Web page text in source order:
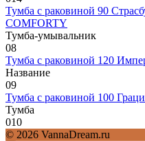
Тумба с раковиной 90
COMFORTY
Тумба-умывальник
08
Тумба с раковиной 120
Название
09
Тумба с раковиной 100
Тумба
010
© 2026 VannaDream.ru